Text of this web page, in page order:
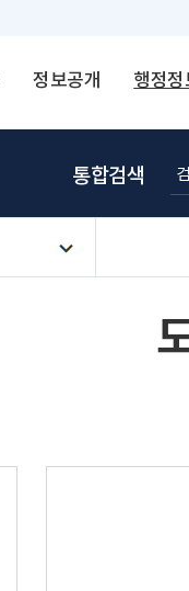
정보공개 행정정
통합검색